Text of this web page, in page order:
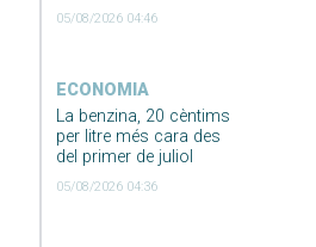
05/08/2026 04:46
ECONOMIA
La benzina, 20 cèntims
per litre més cara des
del primer de juliol
05/08/2026 04:36